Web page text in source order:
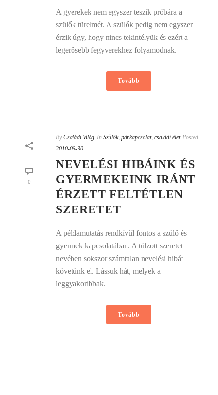
A gyerekek nem egyszer teszik próbára a
szülők türelmét. A szülők pedig nem egyszer
érzik úgy, hogy nincs tekintélyük és ezért a
legerősebb fegyverekhez folyamodnak.
Tovább
0
By Családi Világ In Szülők, párkapcsolat, családi élet Posted
2010-06-30
NEVELÉSI HIBÁINK ÉS
GYERMEKEINK IRÁNT
ÉRZETT FELTÉTLEN
SZERETET
A példamutatás rendkívűl fontos a szülő és
gyermek kapcsolatában. A túlzott szeretet
nevében sokszor számtalan nevelési hibát
követünk el. Lássuk hát, melyek a
leggyakoribbak.
Tovább